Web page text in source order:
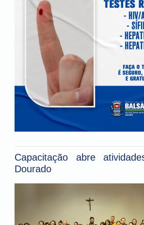
Capacitação abre
Dourado